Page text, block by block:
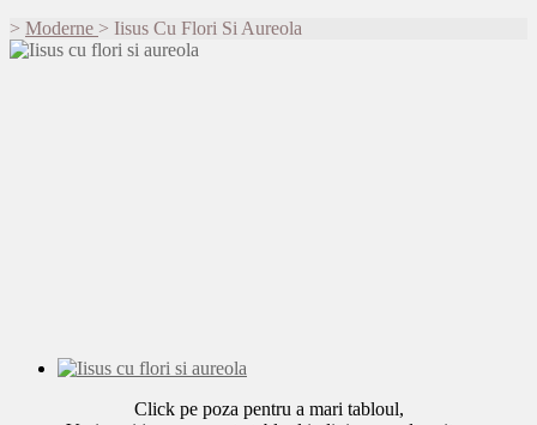
> Moderne > Iisus Cu Flori Si Aureola
Click pe poza pentru a mari tabloul,